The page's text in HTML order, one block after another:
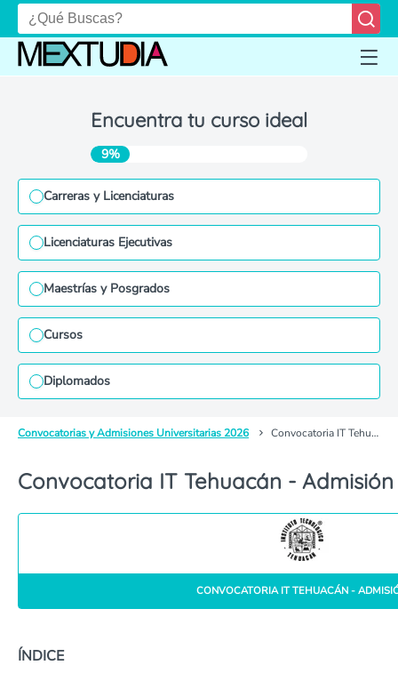
Encuentra tu curso ideal
9%
Carreras y Licenciaturas
Licenciaturas Ejecutivas
Maestrías y Posgrados
Cursos
Diplomados
Convocatorias y Admisiones Universitarias 2026 Convocatoria IT Tehuacán - Admisión
Convocatoria IT Tehuacán - Admisión
CONVOCATORIA IT TEHUACÁN -
ÍNDICE